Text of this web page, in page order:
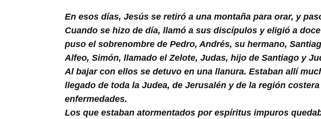
En esos días, Jesús se retiró a una montaña para orar, y
Cuando se hizo de día, llamó a sus discípulos y eligió a
puso el sobrenombre de Pedro, Andrés, su hermano,
Alfeo, Simón, llamado el Zelote, Judas, hijo de Santiago y
Al bajar con ellos se detuvo en una llanura. Estaban allí
llegado de toda la Judea, de Jerusalén y de la región
enfermedades.
Los que estaban atormentados por espíritus impuros